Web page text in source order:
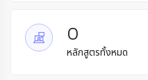
0
หลักสูตรทั้งหมด